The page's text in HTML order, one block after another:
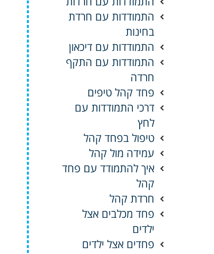
התמודדות עם חרדת
בחינות
התמודדות עם דיכאון
התמודדות עם התקף
חרדה
פחד קהל טיפים
דרכי התמודדות עם
לחץ
טיפול בפחד קהל
עמידה מול קהל
איך להתמודד עם פחד
קהל
חרדת קהל
פחד מכלבים אצל
ילדים
פחדים אצל ילדים